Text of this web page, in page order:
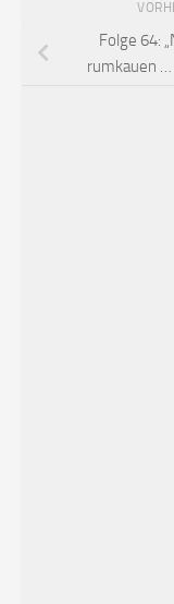
Folge 64:
rumkauen …